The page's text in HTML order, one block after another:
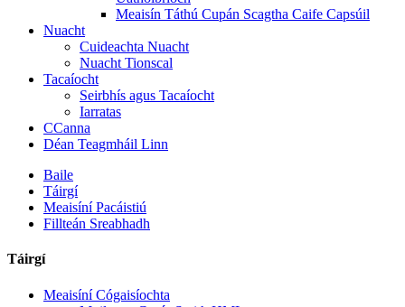
Meaisín Táthú Cupán Scagtha Caife Capsúil
Nuacht
Cuideachta Nuacht
Nuacht Tionscal
Tacaíocht
Seirbhís agus Tacaíocht
Iarratas
CCanna
Déan Teagmháil Linn
Baile
Táirgí
Meaisíní Pacáistiú
Fillteán Sreabhadh
Táirgí
Meaisíní Cógaisíochta